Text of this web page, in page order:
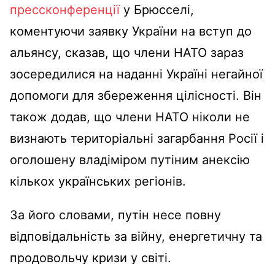
прессконференціїу Брюсселі,
коментуючи заявку України на вступ до
альянсу, сказав, що члени НАТО зараз
зосередилися на наданні Україні негайної
допомоги для збереження цілісності. Він
також додав, що члени НАТО ніколи не
визнають територіальні загарбання Росії і
оголошену владіміром путіним анексію
кількох українських регіонів.
За його словами, путін несе повну
відповідальність за війну, енергетичну та
продовольчу кризи у світі.